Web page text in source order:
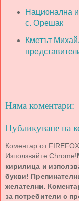
Национална
с. Орешак
Кметът
Няма коментари:
Публикуване на
Коментар от
Използвайте Chrome!
кирилица и
букви!
желателни.
за потребители с